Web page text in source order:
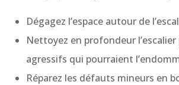
Dégagez l’espace autour de
Nettoyez en profondeur
agressifs qui pourraient
Réparez les défauts mineurs en